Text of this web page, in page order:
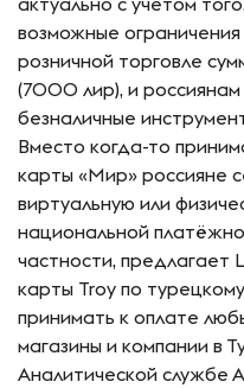
возможные
розничной торговле
(7000 лир), и
безналичные
Вместо когда-то
карты «Мир» россияне
виртуальную или
национальной
частности, предлагает
карты Troy по
принимать к оплате
магазины и компании в
Аналитической службе